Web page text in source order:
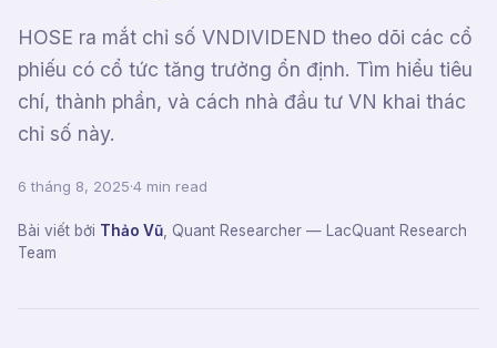
HOSE ra mắt chỉ số VNDIVIDEND theo dõi các cổ
phiếu có cổ tức tăng trưởng ổn định. Tìm hiểu tiêu
chí, thành phần, và cách nhà đầu tư VN khai thác
chỉ số này.
6 tháng 8, 2025·4 min read
Bài viết bởi Thảo Vũ Quant Researcher — LacQuant Research
Team